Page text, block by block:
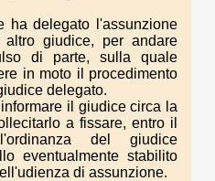
ha delegato l'assunzione
giudice, per andare
di parte, sulla quale
in moto il procedimento
delegato.
il giudice circa la
a fissare, entro il
del giudice
eventualmente stabilito
di assunzione.